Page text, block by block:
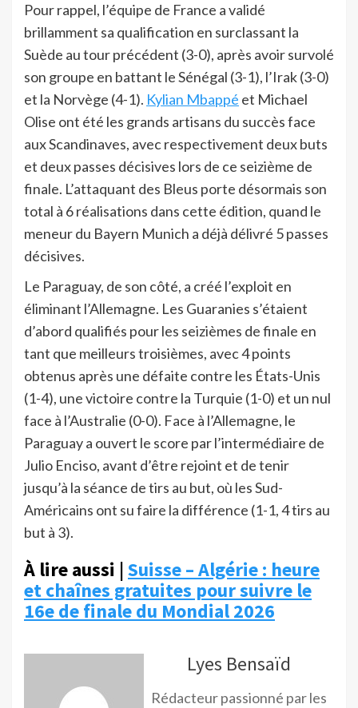
Pour rappel, l’équipe de France a validé
brillamment sa qualification en surclassant la
Suède au tour précédent (3-0), après avoir survolé
son groupe en battant le Sénégal (3-1), l’Irak (3-0)
et la Norvège (4-1). Kylian Mbappé et Michael
Olise ont été les grands artisans du succès face
aux Scandinaves, avec respectivement deux buts
et deux passes décisives lors de ce seizième de
finale. L’attaquant des Bleus porte désormais son
total à 6 réalisations dans cette édition, quand le
meneur du Bayern Munich a déjà délivré 5 passes
décisives.
Le Paraguay, de son côté, a créé l’exploit en
éliminant l’Allemagne. Les Guaranies s’étaient
d’abord qualifiés pour les seizièmes de finale en
tant que meilleurs troisièmes, avec 4 points
obtenus après une défaite contre les États-Unis
(1-4), une victoire contre la Turquie (1-0) et un nul
face à l’Australie (0-0). Face à l’Allemagne, le
Paraguay a ouvert le score par l’intermédiaire de
Julio Enciso, avant d’être rejoint et de tenir
jusqu’à la séance de tirs au but, où les Sud-
Américains ont su faire la différence (1-1, 4 tirs au
but à 3).
À lire aussi |Suisse – Algérie : heure
et chaînes gratuites pour suivre le
16e de finale du Mondial 2026
Lyes Bensaïd
Rédacteur passionné par les